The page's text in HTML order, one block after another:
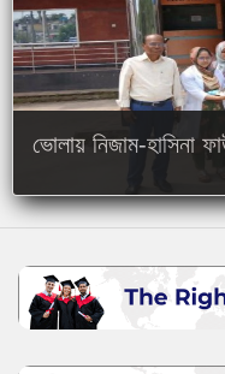
ভোলায় নিজাম-হাসিনা